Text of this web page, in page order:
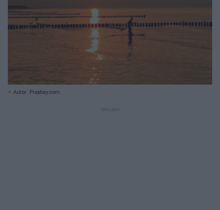
Autor: Pixabay.com